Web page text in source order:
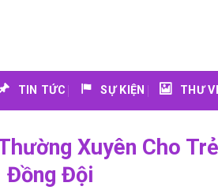
TIN TỨC SỰ KIỆN THƯ
Xuyên Cho
Đồng Đội